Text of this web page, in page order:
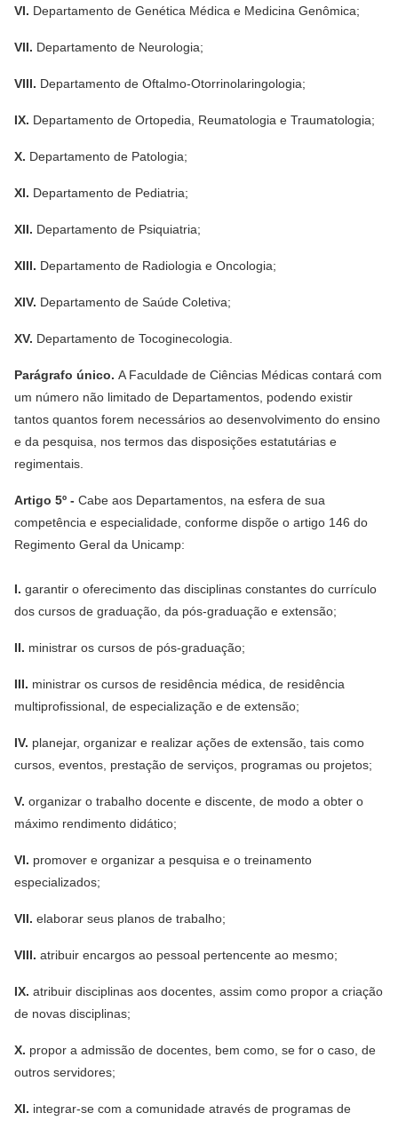
VI. Departamento de Genética Médica e Medicina Genômica;
VII. Departamento de Neurologia;
VIII. Departamento de Oftalmo-Otorrinolaringologia;
IX. Departamento de Ortopedia, Reumatologia e Traumatologia;
X. Departamento de Patologia;
XI. Departamento de Pediatria;
XII. Departamento de Psiquiatria;
XIII. Departamento de Radiologia e Oncologia;
XIV. Departamento de Saúde Coletiva;
XV. Departamento de Tocoginecologia.
Parágrafo único. A Faculdade de Ciências Médicas contará com
um número não limitado de Departamentos, podendo existir
tantos quantos forem necessários ao desenvolvimento do ensino
e da pesquisa, nos termos das disposições estatutárias e
regimentais.
Artigo 5º - Cabe aos Departamentos, na esfera de sua
competência e especialidade, conforme dispõe o artigo 146 do
Regimento Geral da Unicamp:
I. garantir o oferecimento das disciplinas constantes do currículo
dos cursos de graduação, da pós-graduação e extensão;
II. ministrar os cursos de pós-graduação;
III. ministrar os cursos de residência médica, de residência
multiprofissional, de especialização e de extensão;
IV. planejar, organizar e realizar ações de extensão, tais como
cursos, eventos, prestação de serviços, programas ou projetos;
V. organizar o trabalho docente e discente, de modo a obter o
máximo rendimento didático;
VI. promover e organizar a pesquisa e o treinamento
especializados;
VII. elaborar seus planos de trabalho;
VIII. atribuir encargos ao pessoal pertencente ao mesmo;
IX. atribuir disciplinas aos docentes, assim como propor a criação
de novas disciplinas;
X. propor a admissão de docentes, bem como, se for o caso, de
outros servidores;
XI. integrar-se com a comunidade através de programas de